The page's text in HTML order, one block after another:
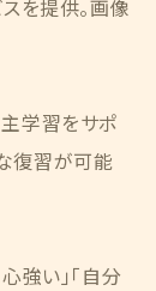
を提供。画像
学習をサポ
復習が可能
強い」「自分